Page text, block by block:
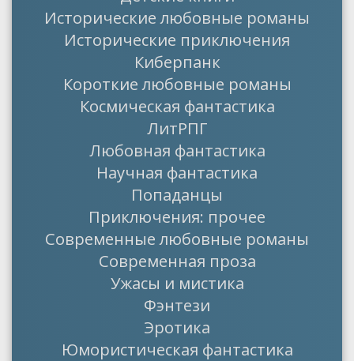
Исторические любовные романы
Исторические приключения
Киберпанк
Короткие любовные романы
Космическая фантастика
ЛитРПГ
Любовная фантастика
Научная фантастика
Попаданцы
Приключения: прочее
Современные любовные романы
Современная проза
Ужасы и мистика
Фэнтези
Эротика
Юмористическая фантастика